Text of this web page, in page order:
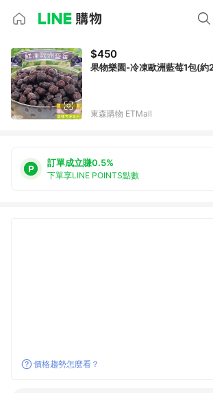
$450
果物樂園-冷凍歐洲藍莓1包(
東森購物 ETMall
訂單成立賺0.5%
下單享LINE POINTS點數
價格趨勢怎麼看？